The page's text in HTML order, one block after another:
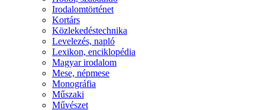
Irodalomtörténet
Kortárs
Közlekedéstechnika
Levelezés, napló
Lexikon, enciklopédia
Magyar irodalom
Mese, népmese
Monográfia
Műszaki
Művészet